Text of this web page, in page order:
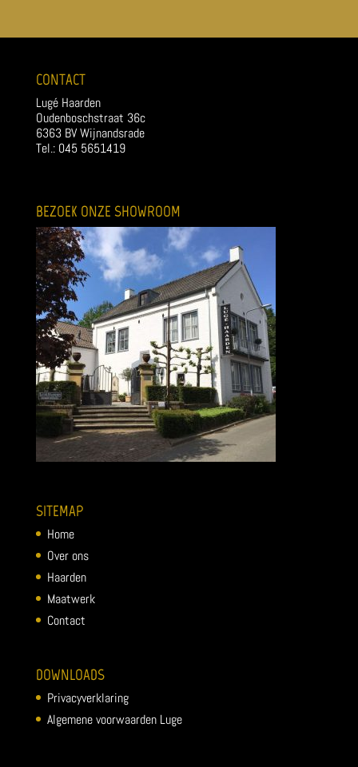
CONTACT
Lugé Haarden
Oudenboschstraat 36c
6363 BV Wijnandsrade
Tel.: 045 5651419
BEZOEK ONZE SHOWROOM
SITEMAP
Home
Over ons
Haarden
Maatwerk
Contact
DOWNLOADS
Privacyverklaring
Algemene voorwaarden Luge